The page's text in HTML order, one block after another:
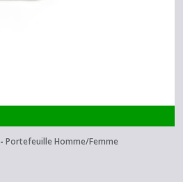
-Portefeuille Homme/Femme